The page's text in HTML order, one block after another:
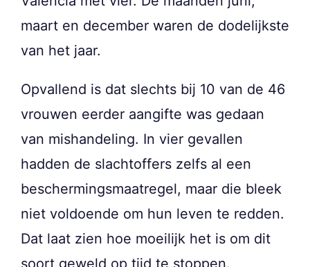
maart en december waren de dodelijkste
van het jaar.
Opvallend is dat slechts bij 10 van de 46
vrouwen eerder aangifte was gedaan
van mishandeling. In vier gevallen
hadden de slachtoffers zelfs al een
beschermingsmaatregel, maar die bleek
niet voldoende om hun leven te redden.
Dat laat zien hoe moeilijk het is om dit
soort geweld op tijd te stoppen.